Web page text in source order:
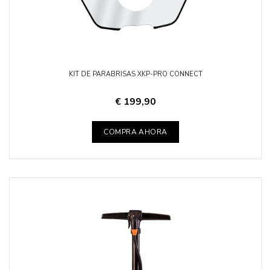
KIT DE PARABRISAS XKP-PRO CONNECT
€ 199,90
COMPRA AHORA